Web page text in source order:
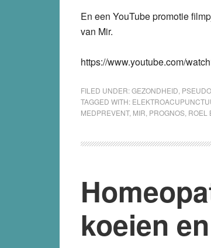
En een YouTube promotie
van Mir.
https://www.youtube.com/
FILED UNDER:GEZONDHEID
TAGGED WITH:
MEDPREVENT, MIR PROGNOS ROEL
koeien